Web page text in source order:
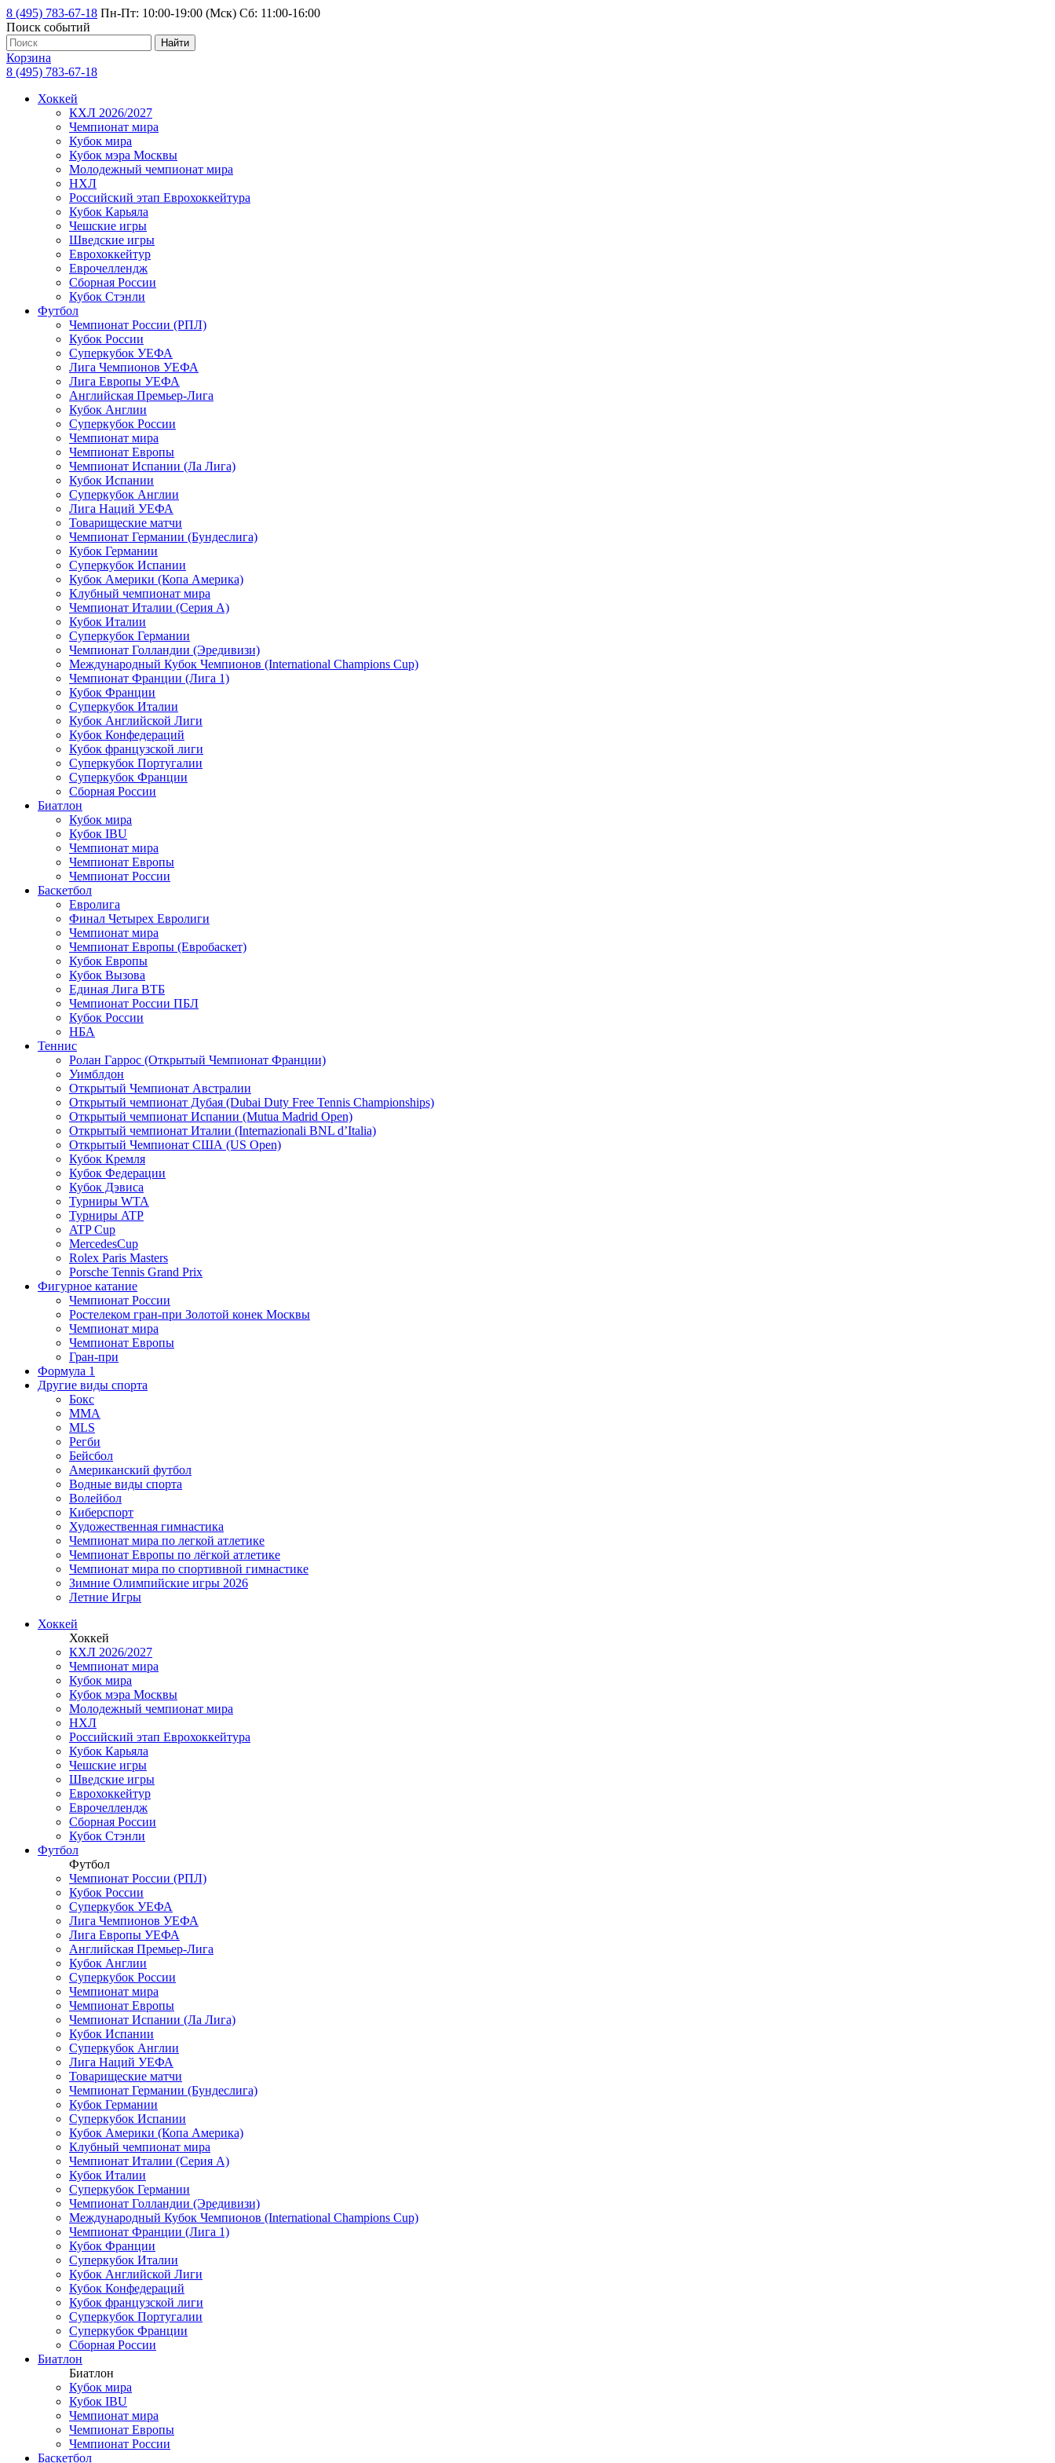
8 (495) 783-67-18 Пн-Пт: 10:00-19:00 (Мск) Сб: 11:00-16:00
Поиск событий
Найти
Корзина
8 (495) 783-67-18
Хоккей
КХЛ 2026/2027
Чемпионат мира
Кубок мира
Кубок мэра Москвы
Молодежный чемпионат мира
НХЛ
Российский этап Еврохоккейтура
Кубок Карьяла
Чешские игры
Шведские игры
Еврохоккейтур
Еврочеллендж
Сборная России
Кубок Стэнли
Футбол
Чемпионат России (РПЛ)
Кубок России
Суперкубок УЕФА
Лига Чемпионов УЕФА
Лига Европы УЕФА
Английская Премьер-Лига
Кубок Англии
Суперкубок России
Чемпионат мира
Чемпионат Европы
Чемпионат Испании (Ла Лига)
Кубок Испании
Суперкубок Англии
Лига Наций УЕФА
Товарищеские матчи
Чемпионат Германии (Бундеслига)
Кубок Германии
Суперкубок Испании
Кубок Америки (Копа Америка)
Клубный чемпионат мира
Чемпионат Италии (Серия А)
Кубок Италии
Суперкубок Германии
Чемпионат Голландии (Эредивизи)
Международный Кубок Чемпионов (International Champions Cup)
Чемпионат Франции (Лига 1)
Кубок Франции
Суперкубок Италии
Кубок Английской Лиги
Кубок Конфедераций
Кубок французской лиги
Суперкубок Португалии
Суперкубок Франции
Сборная России
Биатлон
Кубок мира
Кубок IBU
Чемпионат мира
Чемпионат Европы
Чемпионат России
Баскетбол
Евролига
Финал Четырех Евролиги
Чемпионат мира
Чемпионат Европы (Евробаскет)
Кубок Европы
Кубок Вызова
Единая Лига ВТБ
Чемпионат России ПБЛ
Кубок России
НБА
Теннис
Ролан Гаррос (Открытый Чемпионат Франции)
Уимблдон
Открытый Чемпионат Австралии
Открытый чемпионат Дубая (Dubai Duty Free Tennis Championships)
Открытый чемпионат Испании (Mutua Madrid Open)
Открытый чемпионат Италии (Internazionali BNL d’Italia)
Открытый Чемпионат США (US Open)
Кубок Кремля
Кубок Федерации
Кубок Дэвиса
Турниры WTA
Турниры ATP
ATP Cup
MercedesCup
Rolex Paris Masters
Porsche Tennis Grand Prix
Фигурное катание
Чемпионат России
Ростелеком гран-при Золотой конек Москвы
Чемпионат мира
Чемпионат Европы
Гран-при
Формула 1
Другие виды спорта
Бокс
MMA
MLS
Регби
Бейсбол
Американский футбол
Водные виды спорта
Волейбол
Киберспорт
Художественная гимнастика
Чемпионат мира по легкой атлетике
Чемпионат Европы по лёгкой атлетике
Чемпионат мира по спортивной гимнастике
Зимние Олимпийские игры 2026
Летние Игры
Хоккей
Хоккей
КХЛ 2026/2027
Чемпионат мира
Кубок мира
Кубок мэра Москвы
Молодежный чемпионат мира
НХЛ
Российский этап Еврохоккейтура
Кубок Карьяла
Чешские игры
Шведские игры
Еврохоккейтур
Еврочеллендж
Сборная России
Кубок Стэнли
Футбол
Футбол
Чемпионат России (РПЛ)
Кубок России
Суперкубок УЕФА
Лига Чемпионов УЕФА
Лига Европы УЕФА
Английская Премьер-Лига
Кубок Англии
Суперкубок России
Чемпионат мира
Чемпионат Европы
Чемпионат Испании (Ла Лига)
Кубок Испании
Суперкубок Англии
Лига Наций УЕФА
Товарищеские матчи
Чемпионат Германии (Бундеслига)
Кубок Германии
Суперкубок Испании
Кубок Америки (Копа Америка)
Клубный чемпионат мира
Чемпионат Италии (Серия А)
Кубок Италии
Суперкубок Германии
Чемпионат Голландии (Эредивизи)
Международный Кубок Чемпионов (International Champions Cup)
Чемпионат Франции (Лига 1)
Кубок Франции
Суперкубок Италии
Кубок Английской Лиги
Кубок Конфедераций
Кубок французской лиги
Суперкубок Португалии
Суперкубок Франции
Сборная России
Биатлон
Биатлон
Кубок мира
Кубок IBU
Чемпионат мира
Чемпионат Европы
Чемпионат России
Баскетбол